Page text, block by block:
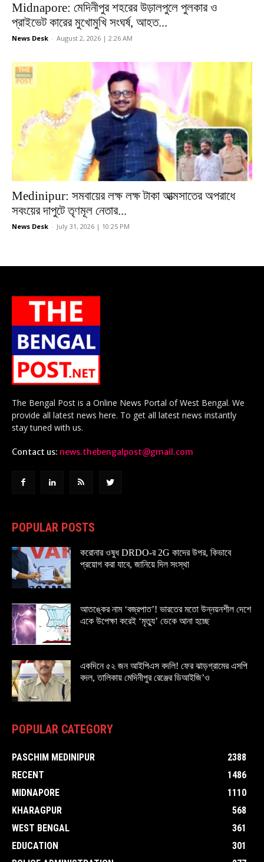
Midnapore: মেদিনীপুর শহরের উড়ালপুলে পুলকার ও
প্রাইভেট কারের মুখোমুখি সংঘর্ষ, আহত...
News Desk - August 2, 2026 | 2:26 AM
Medinipur: সমবায়ের লক্ষ লক্ষ টাকা আত্মসাতের অপরাধে
সবংয়ের দাপুটে তৃণমূল নেতার...
News Desk - July 31, 2026 | 10:25 PM
The Bengal Post is a Online News Portal of West Bengal. We
provide all latest news here. To get all latest news instantly
stay tuned with us.
Contact us: news.thebengalpost@gmail.com
POPULAR POSTS
করোনার ওষুধ DRDO-র 2G কাদের উপর, কিভাবে
প্রয়োগ করা যাবে, জানিয়ে দিল সংস্থা
আতঙ্কের নাম ‘বজ্রপাত’! ভারতের মতো উন্নয়নশীল দেশে
একে উপেক্ষা করেই ‘মৃত্যু’ ডেকে আনা হচ্ছে
একদিনে ৫২ জন আইপিএস বদলি! ফের ঝাড়গ্রামের এসপি
বদল, তালিকায় মেদিনীপুর রেঞ্জের ডিআইজি’ও
POPULAR CATEGORY
PASCHIM MEDINIPUR
2388
RECENT
1486
MIDNAPORE
1110
KHARAGPUR
568
WEST BENGAL
361
EDUCATION
301